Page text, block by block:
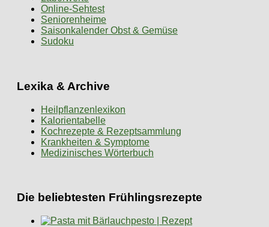
Online-Sehtest
Seniorenheime
Saisonkalender Obst & Gemüse
Sudoku
Lexika & Archive
Heilpflanzenlexikon
Kalorientabelle
Kochrezepte & Rezeptsammlung
Krankheiten & Symptome
Medizinisches Wörterbuch
Die beliebtesten Frühlingsrezepte